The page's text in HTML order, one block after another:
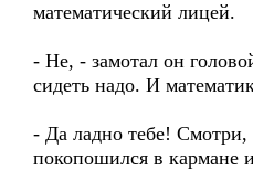
математический лицей.
- Не, - замотал он
сидеть надо. И
- Да ладно тебе!
покопошился в кармане